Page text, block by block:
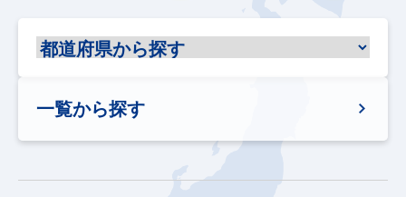
一覧から探す